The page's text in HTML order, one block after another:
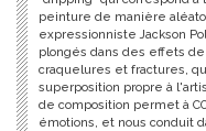
peinture de manière
expressionniste Jackson
plongés dans des effets
craquelures et fractures,
superposition propre à
de composition permet à
émotions, et nous conduit